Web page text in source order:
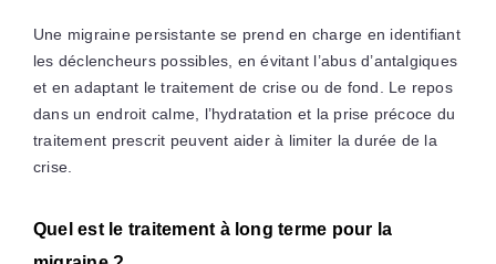
Une migraine persistante se prend en charge en identifiant
les déclencheurs possibles, en évitant l’abus d’antalgiques
et en adaptant le traitement de crise ou de fond. Le repos
dans un endroit calme, l’hydratation et la prise précoce du
traitement prescrit peuvent aider à limiter la durée de la
crise.
Quel est le traitement à long terme pour la